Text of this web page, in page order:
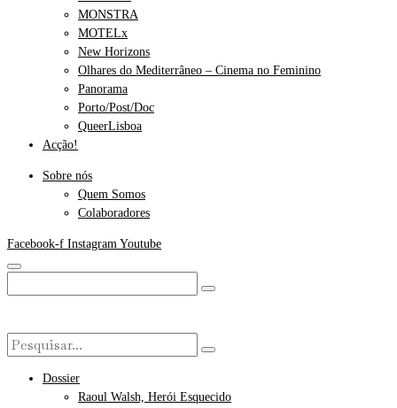
MONSTRA
MOTELx
New Horizons
Olhares do Mediterrâneo – Cinema no Feminino
Panorama
Porto/Post/Doc
QueerLisboa
Acção!
Sobre nós
Quem Somos
Colaboradores
Facebook-f Instagram Youtube
Dossier
Raoul Walsh, Herói Esquecido